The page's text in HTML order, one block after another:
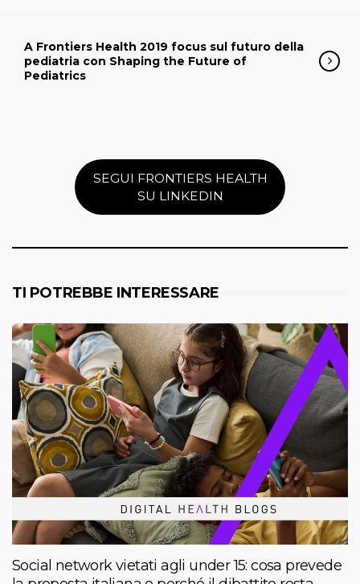
A Frontiers Health 2019 focus sul futuro della
pediatria con Shaping the Future of
Pediatrics
SEGUI FRONTIERS HEALTH
SU LINKEDIN
TI POTREBBE INTERESSARE
Social network vietati agli under 15: cosa prevede